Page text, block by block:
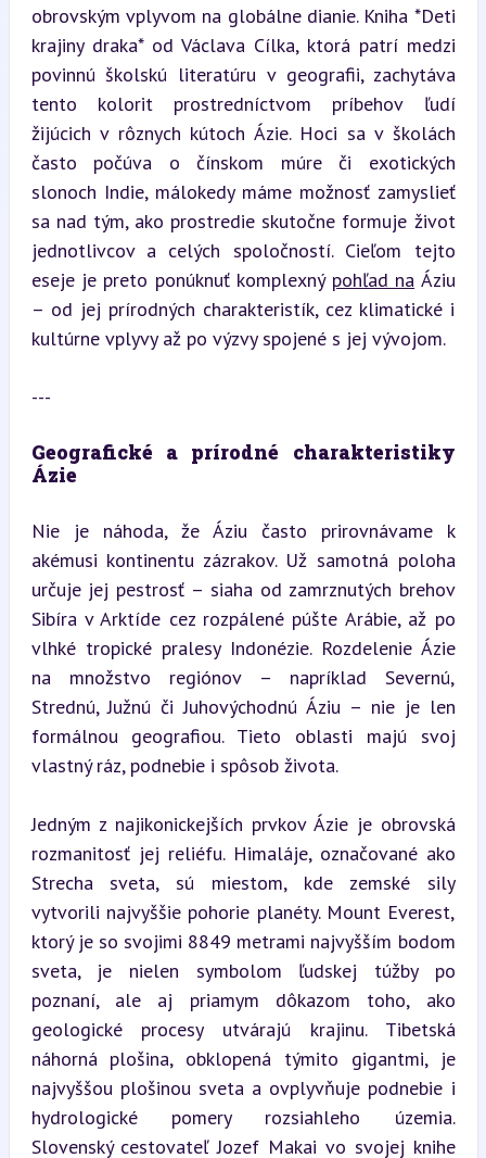
obrovským vplyvom na globálne dianie. Kniha *Deti
krajiny draka* od Václava Cílka, ktorá patrí medzi
povinnú školskú literatúru v geografii, zachytáva
tento kolorit prostredníctvom príbehov ľudí
žijúcich v rôznych kútoch Ázie. Hoci sa v školách
často počúva o čínskom múre či exotických
slonoch Indie, málokedy máme možnosť zamyslieť
sa nad tým, ako prostredie skutočne formuje život
jednotlivcov a celých spoločností. Cieľom tejto
eseje je preto ponúknuť komplexný pohľad na Áziu
– od jej prírodných charakteristík, cez klimatické i
kultúrne vplyvy až po výzvy spojené s jej vývojom.
---
Geografické a prírodné charakteristiky
Ázie
Nie je náhoda, že Áziu často prirovnávame k
akémusi kontinentu zázrakov. Už samotná poloha
určuje jej pestrosť – siaha od zamrznutých brehov
Sibíra v Arktíde cez rozpálené púšte Arábie, až po
vlhké tropické pralesy Indonézie. Rozdelenie Ázie
na množstvo regiónov – napríklad Severnú,
Strednú, Južnú či Juhovýchodnú Áziu – nie je len
formálnou geografiou. Tieto oblasti majú svoj
vlastný ráz, podnebie i spôsob života.
Jedným z najikonickejších prvkov Ázie je obrovská
rozmanitosť jej reliéfu. Himaláje, označované ako
Strecha sveta, sú miestom, kde zemské sily
vytvorili najvyššie pohorie planéty. Mount Everest,
ktorý je so svojimi 8849 metrami najvyšším bodom
sveta, je nielen symbolom ľudskej túžby po
poznaní, ale aj priamym dôkazom toho, ako
geologické procesy utvárajú krajinu. Tibetská
náhorná plošina, obklopená týmito gigantmi, je
najvyššou plošinou sveta a ovplyvňuje podnebie i
hydrologické pomery rozsiahleho územia.
Slovenský cestovateľ Jozef Makai vo svojej knihe